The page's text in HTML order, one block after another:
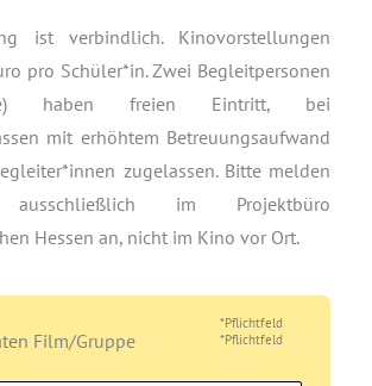
ist verbindlich. Kinovorstellungen
pro Schüler*in. Zwei Begleitpersonen
haben freien Eintritt, bei
mit erhöhtem Betreuungsaufwand
zugelassen. Bitte melden
im Projektbüro
Hessen an, nicht im Kino vor Ort.
*Pflichtfeld
Film/Gruppe *Pflichtfeld